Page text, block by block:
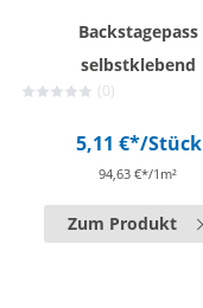
Backstagepass
selbstklebend
(0)
5,11 €*/Stück
94,63 €*/1m²
Zum Produkt